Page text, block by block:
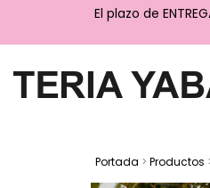
El plazo de
Portada > Productos